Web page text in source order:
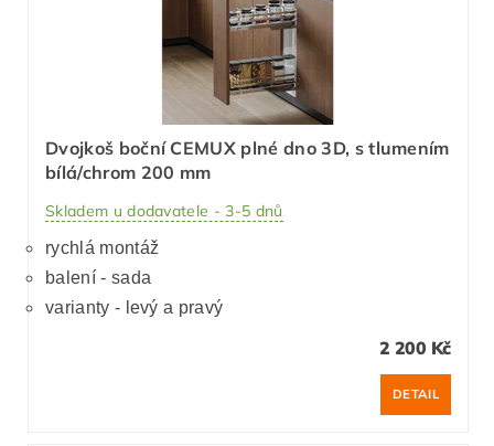
Dvojkoš boční CEMUX plné dno 3D, s tlumením
bílá/chrom 200 mm
Skladem u dodavatele - 3-5 dnů
rychlá montáž
balení - sada
varianty - levý a pravý
2 200 Kč
DETAIL